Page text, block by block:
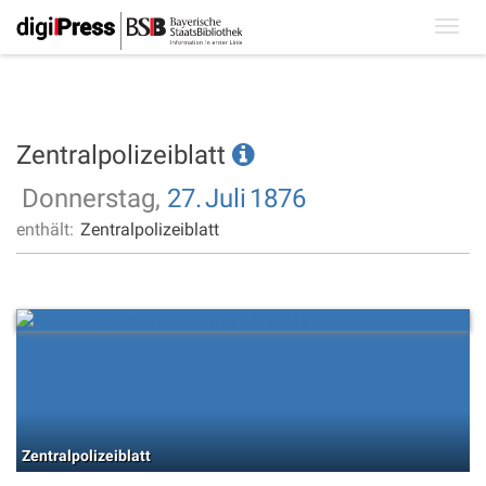
Zentralpolizeiblatt
Donnerstag, 27.Juli 1876
enthält: Zentralpolizeiblatt
Zentralpolizeiblatt